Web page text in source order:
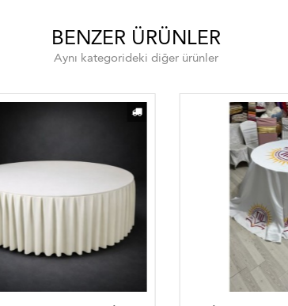
BENZER ÜRÜNLER
Aynı kategorideki diğer ürünler